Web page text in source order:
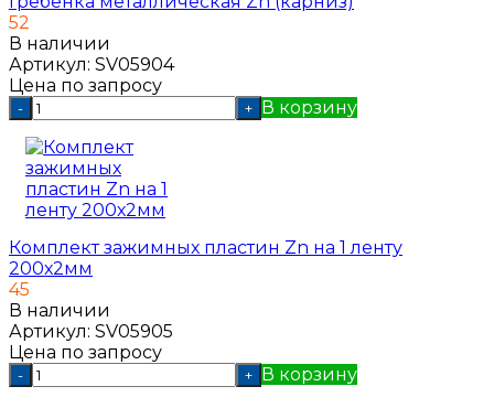
52
В наличии
Артикул: SV05904
Цена по запросу
- + В корзину
Комплект зажимных пластин Zn на 1 ленту
200х2мм
45
В наличии
Артикул: SV05905
Цена по запросу
- + В корзину